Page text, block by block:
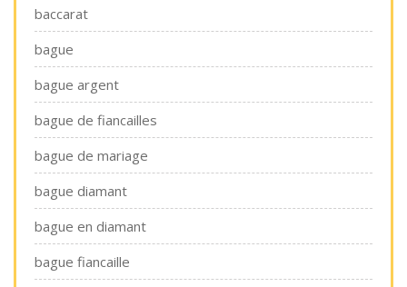
baccarat
bague
bague argent
bague de fiancailles
bague de mariage
bague diamant
bague en diamant
bague fiancaille